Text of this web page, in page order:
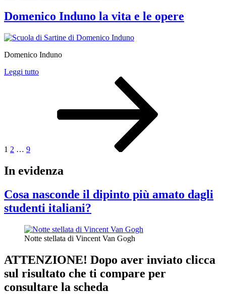
di
Domenico
Domenico Induno la vita e le opere
Domenico Induno
Leggi tutto“Domenico
1 2 … 9
In evidenza
Cosa nasconde il dipinto più amato dagli
studenti italiani?
Notte stellata di Vincent Van Gogh
ATTENZIONE! Dopo aver inviato clicca
sul risultato che ti compare per
consultare la scheda